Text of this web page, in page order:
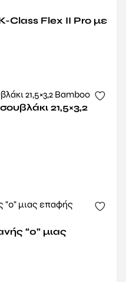
Class Flex II Pro με
21,5×3,2
“0” μιας